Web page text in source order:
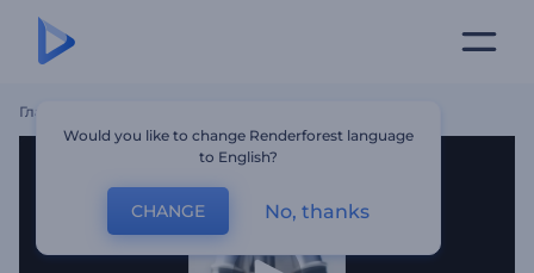
Главная
Would you like to change Renderforest language
to English?
CHANGE No, thanks